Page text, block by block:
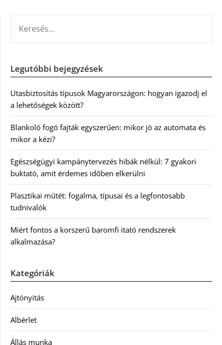
Legutóbbi bejegyzések
Utasbiztosítás típusok Magyarországon: hogyan igazodj el
a lehetőségek között?
Blankoló fogó fajták egyszerűen: mikor jó az automata és
mikor a kézi?
Egészségügyi kampánytervezés hibák nélkül: 7 gyakori
buktató, amit érdemes időben elkerülni
Plasztikai műtét: fogalma, típusai és a legfontosabb
tudnivalók
Miért fontos a korszerű baromfi itató rendszerek
alkalmazása?
Kategóriák
Ajtónyitás
Albérlet
Állás munka